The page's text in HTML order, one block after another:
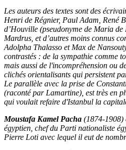
Les auteurs des textes sont des
Henri de Régnier, Paul Adam, René
d’Houville (pseudonyme de Maria
Mardrus, et d’autres moins connus
Adolpha Thalasso et Max de
contrastés : de la sympathie comme
mais aussi de l'incompréhension ou
clichés orientalisants qui persistent
Le parallèle avec la prise de
(raconté par Lamartine), est très en
qui voulait refaire d'Istanbul la
Moustafa Kamel Pacha (1874-1908)
égyptien, chef du Parti nationaliste
Pierre Loti avec lequel il eut de